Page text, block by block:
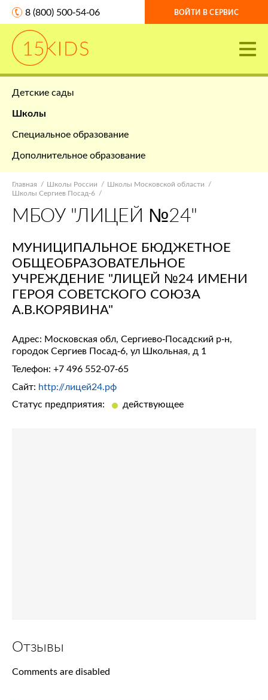
8 (800) 500-54-06 ВОЙТИ В СЕРВИС
Детские сады
Школы
Специальное образование
Дополнительное образование
Главная Школы России
Школы Московской области
Школы Сергиев Посад-6
МБОУ "ЛИЦЕЙ №24"
МУНИЦИПАЛЬНОЕ БЮДЖЕТНОЕ
ОБЩЕОБРАЗОВАТЕЛЬНОЕ
УЧРЕЖДЕНИЕ "ЛИЦЕЙ №24 ИМЕНИ
ГЕРОЯ СОВЕТСКОГО СОЮЗА
А.В.КОРЯВИНА"
Адрес: Московская обл, Сергиево-Посадский р-н,
городок Сергиев Посад-6, ул Школьная, д 1
Телефон: +7 496 552-07-65
Сайт: http://лицей24.рф
Статус предприятия:
действующее
Отзывы
Comments are disabled